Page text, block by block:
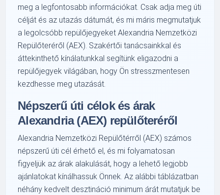
meg a legfontosabb információkat. Csak adja meg úti
célját és az utazás dátumát, és mi máris megmutatjuk
a legolcsóbb repülőjegyeket Alexandria Nemzetközi
Repülőteréről (AEX). Szakértői tanácsainkkal és
áttekinthető kínálatunkkal segítünk eligazodni a
repülőjegyek világában, hogy Ön stresszmentesen
kezdhesse meg utazását.
Népszerű úti célok és árak
Alexandria (AEX) repülőteréről
Alexandria Nemzetközi Repülőtérről (AEX) számos
népszerű úti cél érhető el, és mi folyamatosan
figyeljük az árak alakulását, hogy a lehető legjobb
ajánlatokat kínálhassuk Önnek. Az alábbi táblázatban
néhány kedvelt desztináció minimum árát mutatjuk be